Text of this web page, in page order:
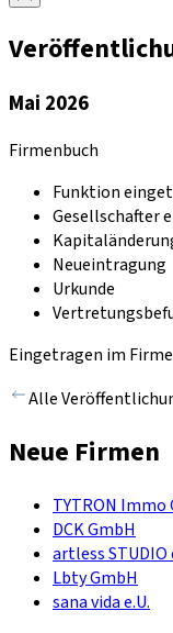
Mai 2026
Firmenbuch
Funktion
Gesellschafter
Neueintragung
Urkunde
Eingetragen im
Alle
Neue Firmen
TYTRON Immo
DCK GmbH
artless STUDIO
Lbty GmbH
sana vida e.U.